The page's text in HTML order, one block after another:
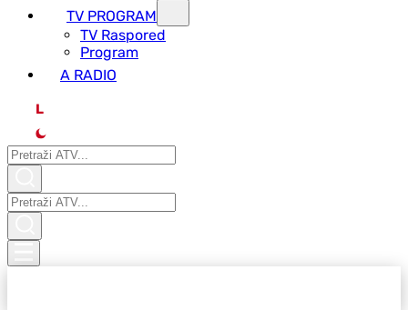
TV PROGRAM
ТV Raspored
Program
A RADIO
L